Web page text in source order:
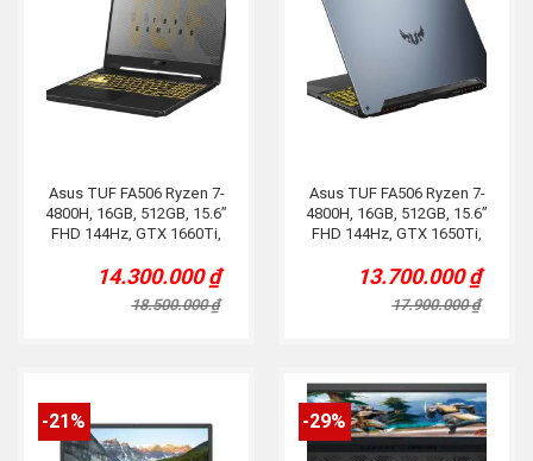
Asus TUF FA506 Ryzen 7-
4800H, 16GB, 512GB, 15.6”
FHD 144Hz, GTX 1660Ti,
18.500.000₫
Original
price
was:
14.300.000₫
Current
price
is:
Asus TUF FA506 Ryzen 7-
4800H, 16GB, 512GB, 15.6”
FHD 144Hz, GTX 1650Ti,
17.900.000₫
Original
price
was:
13.700.000₫
Current
price
is:
-21% -29%